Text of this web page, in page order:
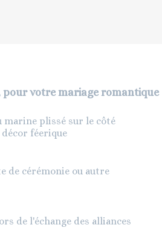
votre mariage romantique
marine plissé sur le côté
décor féerique
de cérémonie ou autre
de l'échange des alliances